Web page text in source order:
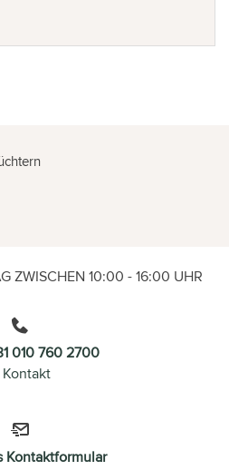
ZWISCHEN 10:00 - 16:00 UHR
010 760 2700
Kontakt
Kontaktformular